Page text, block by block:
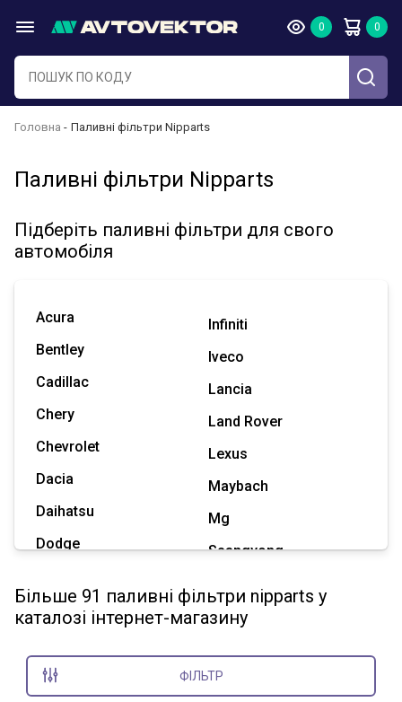
Головна Паливні фільтри Nipparts
Паливні фільтри Nipparts
Підберіть паливні фільтри для свого
автомобіля
Acura
Bentley
Cadillac
Chery
Chevrolet
Dacia
Daihatsu
Dodge
Great Wall
Hummer
Infiniti
Iveco
Lancia
Land Rover
Lexus
Maybach
Mg
Ssangyong
Tesla
Більше 91 паливні фільтри nipparts у
каталозі інтернет-магазину
ФІЛЬТР